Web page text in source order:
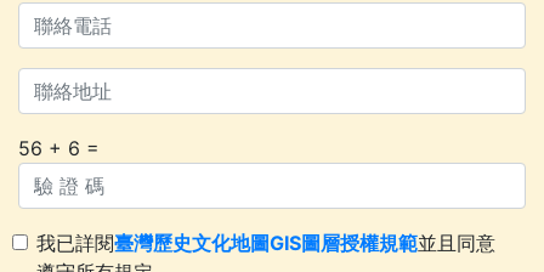
56 + 6 =
我已詳閱臺灣歷史文化地圖GIS圖層授權規範並且同意